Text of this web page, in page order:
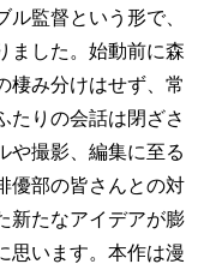
監督という形で、
ました。始動前に森
棲み分けはせず、常
たりの会話は閉ざさ
や撮影、編集に至る
優部の皆さんとの対
新たなアイデアが膨
思います。本作は漫